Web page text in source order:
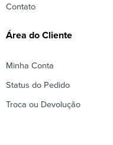
Contato
Área do Cliente
Minha Conta
Status do Pedido
Troca ou Devolução